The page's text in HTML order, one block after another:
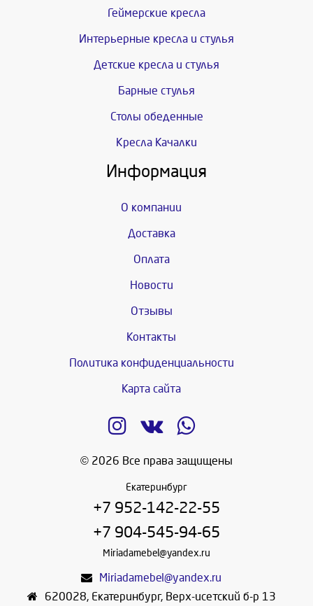
Геймерские кресла
Интерьерные кресла и стулья
Детские кресла и стулья
Барные стулья
Столы обеденные
Кресла Качалки
Информация
О компании
Доставка
Оплата
Новости
Отзывы
Контакты
Политика конфиденциальности
Карта сайта
© 2026 Все права защищены
Екатеринбург
+7 952-142-22-55
+7 904-545-94-65
Miriadamebel@yandex.ru
Miriadamebel@yandex.ru
620028, Екатеринбург, Верх-исетский б-р 13